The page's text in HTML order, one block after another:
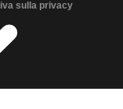
sulla privacy